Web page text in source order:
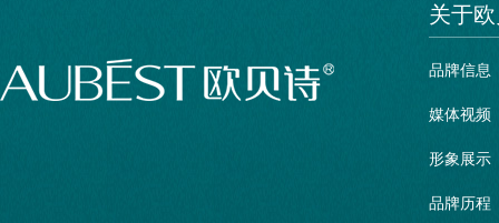
关于
品牌信息
媒体视频
形象展示
品牌历程